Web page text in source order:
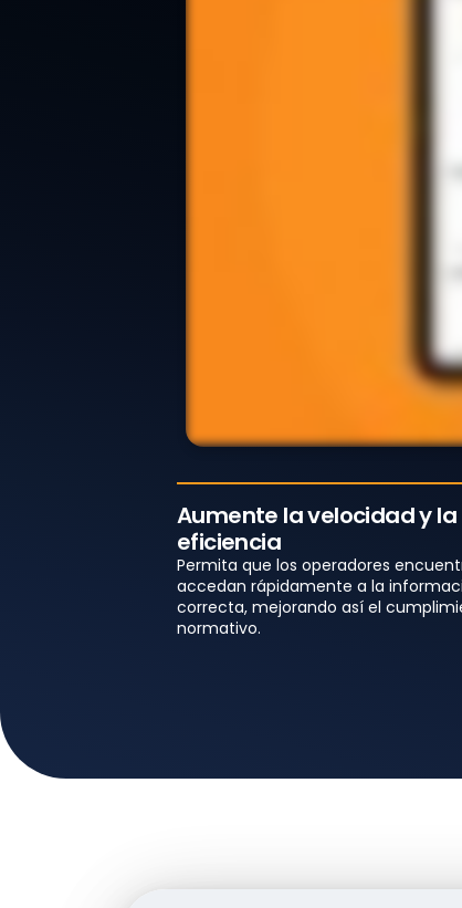
Aumente la velocidad y la
eficiencia
Permita que los operadores
accedan rápidamente a la
correcta, mejorando así el
normativo.